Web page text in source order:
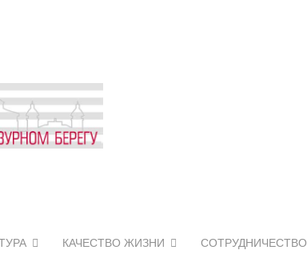
КАЧЕСТВО ЖИЗНИ СОТРУДНИЧЕСТВО